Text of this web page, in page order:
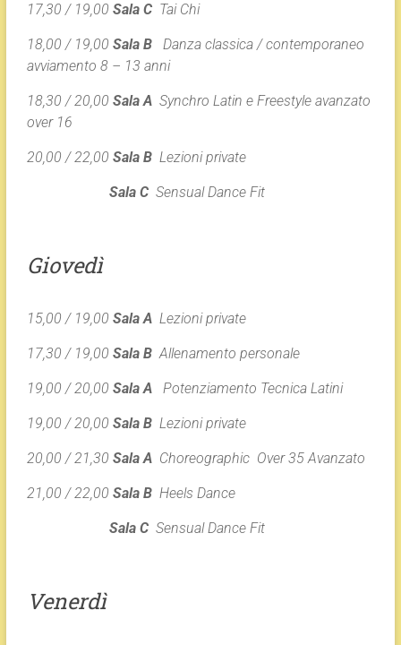
17,30 / 19,00 Sala C Tai Chi
18,00 / 19,00 Sala BDanza classica / contemporaneo
avviamento 8 – 13 anni
18,30 / 20,00 Sala ASynchro Latin e Freestyle avanzato
over 16
20,00 / 22,00 Sala BLezioni private
Sala CSensual Dance Fit
Giovedì
15,00 / 19,00 Sala ALezioni private
17,30 / 19,00 Sala BAllenamento personale
19,00 / 20,00 Sala A Potenziamento Tecnica Latini
19,00 / 20,00 Sala B Lezioni private
20,00 / 21,30 Sala AChoreographic Over 35 Avanzato
21,00 / 22,00 Sala B Heels Dance
Sala CSensual Dance Fit
Venerdì